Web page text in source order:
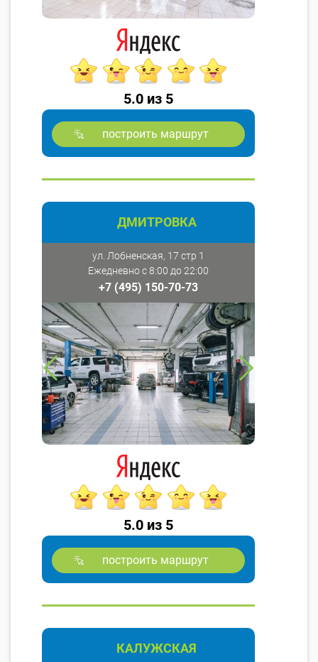
5.0 из 5
построить маршрут
ДМИТРОВКА
ул. Лобненская, 17 стр 1
Ежедневно с 8:00 до 22:00
+7 (495) 150-70-73
5.0 из 5
построить маршрут
КАЛУЖСКАЯ